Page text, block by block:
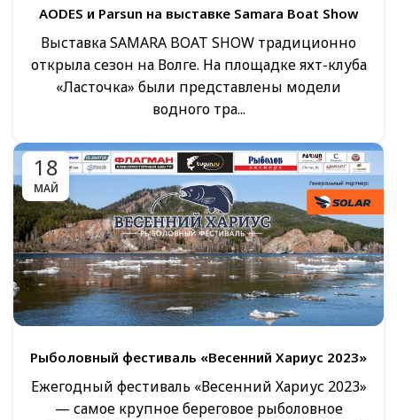
AODES и Parsun на выставке Samara Boat Show
Выставка SAMARA BOAT SHOW традиционно
открыла сезон на Волге. На площадке яхт-клуба
«Ласточка» были представлены модели
водного тра...
18
МАЙ
Рыболовный фестиваль «Весенний Хариус 2023»
Ежегодный фестиваль «Весенний Хариус 2023»
— самое крупное береговое рыболовное